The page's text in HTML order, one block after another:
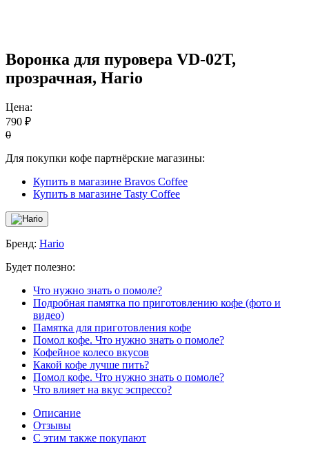
Воронка для пуровера VD-02T,
прозрачная, Hario
Цена:
790 ₽
0
Для покупки кофе партнёрские магазины:
Купить в магазине Bravos Coffee
Купить в магазине Tasty Coffee
Бренд: Hario
Будет полезно:
Что нужно знать о помоле?
Подробная памятка по приготовлению кофе (фото и
видео)
Памятка для приготовления кофе
Помол кофе. Что нужно знать о помоле?
Кофейное колесо вкусов
Какой кофе лучше пить?
Помол кофе. Что нужно знать о помоле?
Что влияет на вкус эспрессо?
Описание
Отзывы
С этим также покупают